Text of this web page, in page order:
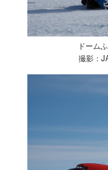
ドーム
撮影：